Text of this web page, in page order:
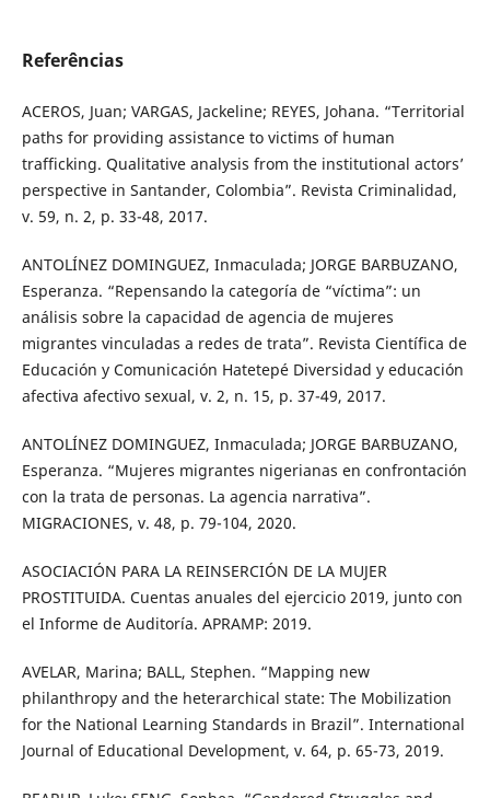
Referências
ACEROS, Juan; VARGAS, Jackeline; REYES, Johana. “Territorial
paths for providing assistance to victims of human
trafficking. Qualitative analysis from the institutional actors’
perspective in Santander, Colombia”. Revista Criminalidad,
v. 59, n. 2, p. 33-48, 2017.
ANTOLÍNEZ DOMINGUEZ, Inmaculada; JORGE BARBUZANO,
Esperanza. “Repensando la categoría de “víctima”: un
análisis sobre la capacidad de agencia de mujeres
migrantes vinculadas a redes de trata”. Revista Científica de
Educación y Comunicación Hatetepé Diversidad y educación
afectiva afectivo sexual, v. 2, n. 15, p. 37-49, 2017.
ANTOLÍNEZ DOMINGUEZ, Inmaculada; JORGE BARBUZANO,
Esperanza. “Mujeres migrantes nigerianas en confrontación
con la trata de personas. La agencia narrativa”.
MIGRACIONES, v. 48, p. 79-104, 2020.
ASOCIACIÓN PARA LA REINSERCIÓN DE LA MUJER
PROSTITUIDA. Cuentas anuales del ejercicio 2019, junto con
el Informe de Auditoría. APRAMP: 2019.
AVELAR, Marina; BALL, Stephen. “Mapping new
philanthropy and the heterarchical state: The Mobilization
for the National Learning Standards in Brazil”. International
Journal of Educational Development, v. 64, p. 65-73, 2019.